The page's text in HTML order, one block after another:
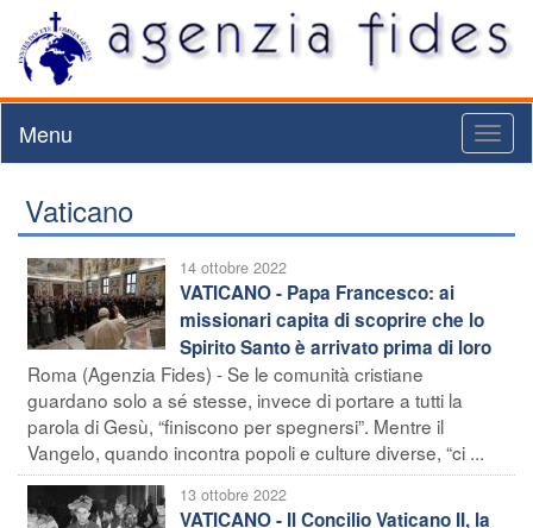
Menu
Vaticano
14 ottobre 2022
VATICANO - Papa Francesco: ai
missionari capita di scoprire che lo
Spirito Santo è arrivato prima di loro
Roma (Agenzia Fides) - Se le comunità cristiane
guardano solo a sé stesse, invece di portare a tutti la
parola di Gesù, “finiscono per spegnersi”. Mentre il
Vangelo, quando incontra popoli e culture diverse, “ci ...
13 ottobre 2022
VATICANO - Il Concilio Vaticano II, la